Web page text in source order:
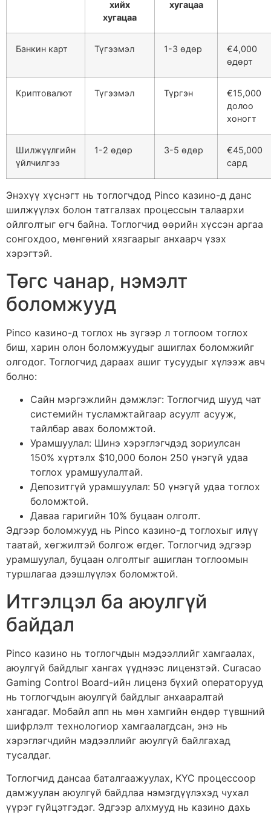
хийх
хугацаа
хугацаа
Банкин карт Түгээмэл 1-3 өдөр
€4,000
өдөрт
Криптовалют Түгээмэл Түргэн
€15,000
долоо
хоногт
Шилжүүлгийн
үйлчилгээ
1-2 өдөр 3-5 өдөр
€45,000
сард
Энэхүү хүснэгт нь тоглогчдод Pinco казино-д данс
шилжүүлэх болон татгалзах процессын талаархи
ойлголтыг өгч байна. Тоглогчид өөрийн хүссэн аргаа
сонгохдоо, мөнгөний хязгаарыг анхаарч үзэх
хэрэгтэй.
Төгс чанар, нэмэлт
боломжууд
Pinco казино-д тоглох нь зүгээр л тоглоом тоглох
биш, харин олон боломжуудыг ашиглах боломжийг
олгодог. Тоглогчид дараах ашиг тусуудыг хүлээж авч
болно:
Сайн мэргэжлийн дэмжлэг: Тоглогчид шууд чат
системийн тусламжтайгаар асуулт асууж,
тайлбар авах боломжтой.
Урамшуулал: Шинэ хэрэглэгчдэд зориулсан
150% хүртэлх $10,000 болон 250 үнэгүй удаа
тоглох урамшуулалтай.
Депозитгүй урамшуулал: 50 үнэгүй удаа тоглох
боломжтой.
Даваа гаригийн 10% буцаан олголт.
Эдгээр боломжууд нь Pinco казино-д тоглохыг илүү
таатай, хөгжилтэй болгож өгдөг. Тоглогчид эдгээр
урамшуулал, буцаан олголтыг ашиглан тоглоомын
туршлагаа дээшлүүлэх боломжтой.
Итгэлцэл ба аюулгүй
байдал
Pinco казино нь тоглогчдын мэдээллийг хамгаалах,
аюулгүй байдлыг хангах үүднээс лицензтэй. Curacao
Gaming Control Board-ийн лиценз бүхий операторууд
нь тоглогчдын аюулгүй байдлыг анхааралтай
хангадаг. Мобайл апп нь мөн хамгийн өндөр түвшний
шифрлэлт технологиор хамгаалагдсан, энэ нь
хэрэглэгчдийн мэдээллийг аюулгүй байлгахад
тусалдаг.
Тоглогчид дансаа баталгаажуулах, KYC процессоор
дамжуулан аюулгүй байдлаа нэмэгдүүлэхэд чухал
үүрэг гүйцэтгэдэг. Эдгээр алхмууд нь казино дахь